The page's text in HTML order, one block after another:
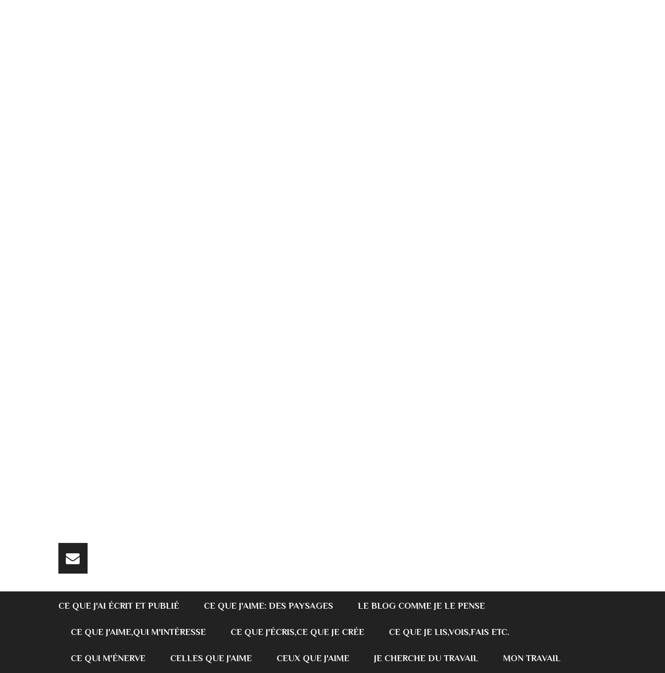
CE QUE J'AI ÉCRIT ET PUBLIÉ CE QUE J'AIME: DES PAYSAGES LE BLOG COMME JE LE PENSE
CE QUE J'AIME,QUI M'INTÉRESSE CE QUE J'ÉCRIS,CE QUE JE CRÉE CE QUE JE LIS,VOIS,FAIS ETC.
CE QUI M'ÉNERVE CELLES QUE J'AIME CEUX QUE J'AIME JE CHERCHE DU TRAVAIL MON TRAVAIL